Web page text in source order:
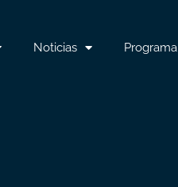
Noticias Programa